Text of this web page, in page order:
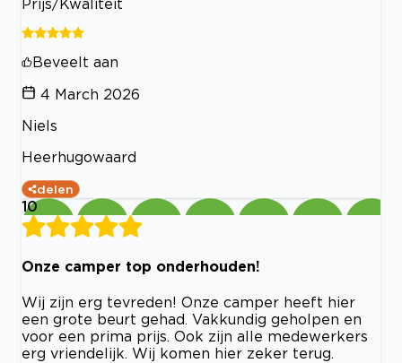
Prijs/Kwaliteit
Beveelt aan
4 March 2026
Niels
Heerhugowaard
delen
10
Onze camper top onderhouden!
Wij zijn erg tevreden! Onze camper heeft hier
een grote beurt gehad. Vakkundig geholpen en
voor een prima prijs. Ook zijn alle medewerkers
erg vriendelijk. Wij komen hier zeker terug.